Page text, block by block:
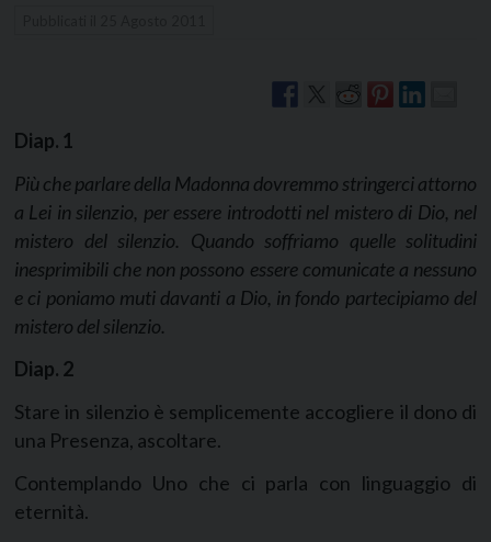
Diap. 1
Più che parlare della Madonna dovremmo stringerci attorno
a Lei in silenzio, per essere introdotti nel mistero di Dio, nel
mistero del silenzio. Quando soffriamo quelle solitudini
inesprimibili che non possono essere comunicate a nessuno
e ci poniamo muti davanti a Dio, in fondo partecipiamo del
mistero del silenzio.
Diap. 2
Stare in silenzio è semplicemente accogliere il dono di
una Presenza, ascoltare.
Contemplando Uno che ci parla con linguaggio di
eternità.